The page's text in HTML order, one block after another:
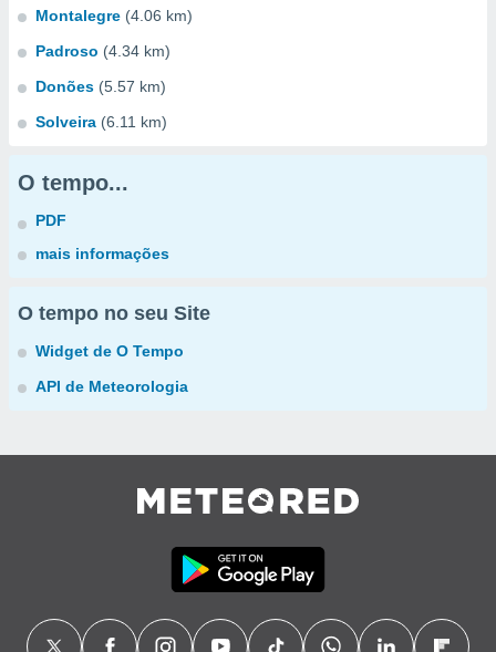
Montalegre (4.06 km)
Padroso (4.34 km)
Donões (5.57 km)
Solveira (6.11 km)
O tempo...
PDF
mais informações
O tempo no seu Site
Widget de O Tempo
API de Meteorologia